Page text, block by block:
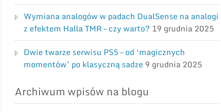
Wymiana analogów w padach DualSense na analogi
z efektem Halla TMR – czy warto? 19 grudnia 2025
Dwie twarze serwisu PS5 – od ‘magicznych
momentów’ po klasyczną sadze 9 grudnia 2025
Archiwum wpisów na blogu